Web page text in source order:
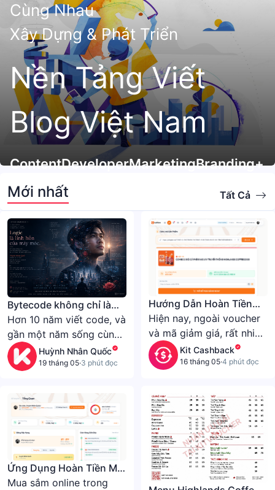
Cùng Nhau
Xây Dựng & Phát Triển
Nền Tảng Viết
Blog Việt Nam
ContentDeveloperMarketingBranding+
Mới nhất Tất Cả
Bytecode không chỉ là
phong cách lập trình. Nó
còn là phong cách sống.
Hơn 10 năm viết code, và
gần một năm sống cùng
compiler, runtime, VM và
bytecode khi phát triển
rằng: có những thứ
không thể giải thích bằng
ngôn ngữ thông thường.
Bytecode của tôi là một
trong số đó.
Huỳnh Nhân Quốc
19 tháng 05·3 phút đọc
Hướng Dẫn Hoàn Tiền
Shopee Qua Caffiliate
Hiện nay, ngoài voucher
và mã giảm giá, rất nhiều
người còn sử dụng
cashback để tiết kiệm
Shopee. Chỉ cần thêm
một vài thao tác đơn
giản, bạn có thể nhận lại
một phần tiền sau mỗi
đơn hàng thành công.
Kit Cashback
16 tháng 05·4 phút đọc
Ứng Dụng Hoàn Tiền Mới
Nhất 2026
Mua sắm online trong